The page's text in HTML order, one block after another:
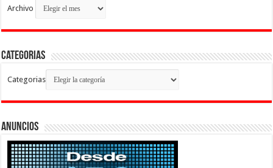
Archivo
Categorias
Categorias
Anuncios